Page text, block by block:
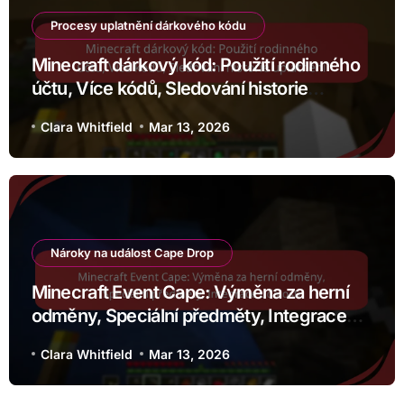
Procesy uplatnění dárkového kódu
Minecraft dárkový kód: Použití rodinného
účtu, Více kódů, Sledování historie
uplatnění
Clara Whitfield Mar 13, 2026
Nároky na událost Cape Drop
Minecraft Event Cape: Výměna za herní
odměny, Speciální předměty, Integrace
události
Clara Whitfield Mar 13, 2026